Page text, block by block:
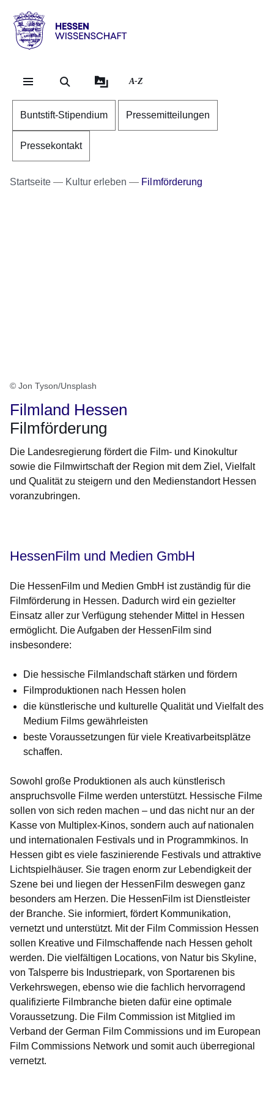
Hessen
Wissenschaft
A-Z
Buntstift-Stipendium Pressemitteilungen
Pressekontakt
Startseite Kultur erleben Filmförderung
© Jon Tyson/Unsplash
Filmland Hessen
Filmförderung
Die Landesregierung fördert die Film- und Kinokultur
sowie die Filmwirtschaft der Region mit dem Ziel, Vielfalt
und Qualität zu steigern und den Medienstandort Hessen
voranzubringen.
HessenFilm und Medien GmbH
Die HessenFilm und Medien GmbH ist zuständig für die
Filmförderung in Hessen. Dadurch wird ein gezielter
Einsatz aller zur Verfügung stehender Mittel in Hessen
ermöglicht. Die Aufgaben der HessenFilm sind
insbesondere:
Die hessische Filmlandschaft stärken und fördern
Filmproduktionen nach Hessen holen
die künstlerische und kulturelle Qualität und Vielfalt des
Medium Films gewährleisten
beste Voraussetzungen für viele Kreativarbeitsplätze
schaffen.
Sowohl große Produktionen als auch künstlerisch
anspruchsvolle Filme werden unterstützt. Hessische Filme
sollen von sich reden machen – und das nicht nur an der
Kasse von Multiplex-Kinos, sondern auch auf nationalen
und internationalen Festivals und in Programmkinos. In
Hessen gibt es viele faszinierende Festivals und attraktive
Lichtspielhäuser. Sie tragen enorm zur Lebendigkeit der
Szene bei und liegen der HessenFilm deswegen ganz
besonders am Herzen. Die HessenFilm ist Dienstleister
der Branche. Sie informiert, fördert Kommunikation,
vernetzt und unterstützt. Mit der Film Commission Hessen
sollen Kreative und Filmschaffende nach Hessen geholt
werden. Die vielfältigen Locations, von Natur bis Skyline,
von Talsperre bis Industriepark, von Sportarenen bis
Verkehrswegen, ebenso wie die fachlich hervorragend
qualifizierte Filmbranche bieten dafür eine optimale
Voraussetzung. Die Film Commission ist Mitglied im
Verband der German Film Commissions und im European
Film Commissions Network und somit auch überregional
vernetzt.